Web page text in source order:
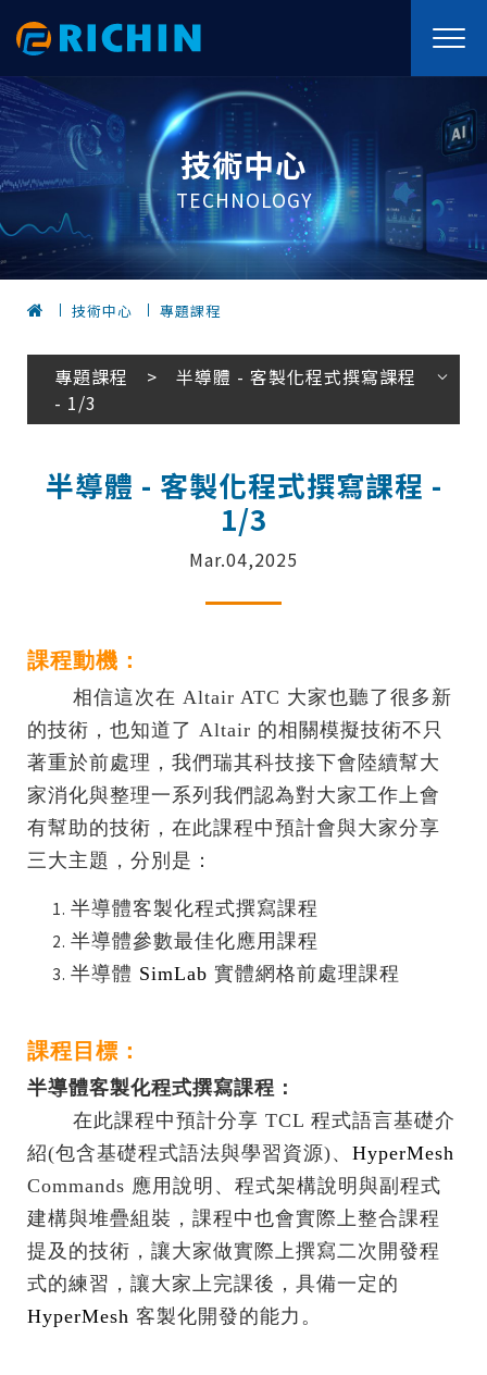
技術中心
TECHNOLOGY
技術中心 專題課程
專題課程 > 半導體 - 客製化程式撰寫課程
- 1/3
半導體 - 客製化程式撰寫課程 -
1/3
Mar.04,2025
課程動機：
相信這次在 Altair ATC 大家也聽了很多新
的技術，也知道了 Altair 的相關模擬技術不只
著重於前處理，我們瑞其科技接下會陸續幫大
家消化與整理一系列我們認為對大家工作上會
有幫助的技術，在此課程中預計會與大家分享
三大主題，分別是：
半導體客製化程式撰寫課程
半導體參數最佳化應用課程
半導體 SimLab 實體網格前處理課程
課程目標：
半導體客製化程式撰寫課程：
在此課程中預計分享 TCL 程式語言基礎介
紹(包含基礎程式語法與學習資源)、 HyperMesh
Commands 應用說明、程式架構說明與副程式
建構與堆疊組裝，課程中也會實際上整合課程
提及的技術，讓大家做實際上撰寫二次開發程
式的練習，讓大家上完課後，具備一定的
HyperMesh 客製化開發的能力。